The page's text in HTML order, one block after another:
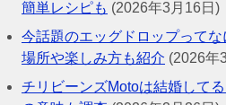
簡単レシピも (2026年3月16日)
今話題のエッグドロップって
場所や楽しみ方も紹介 (2026年
チリビーンズMotoは結婚して